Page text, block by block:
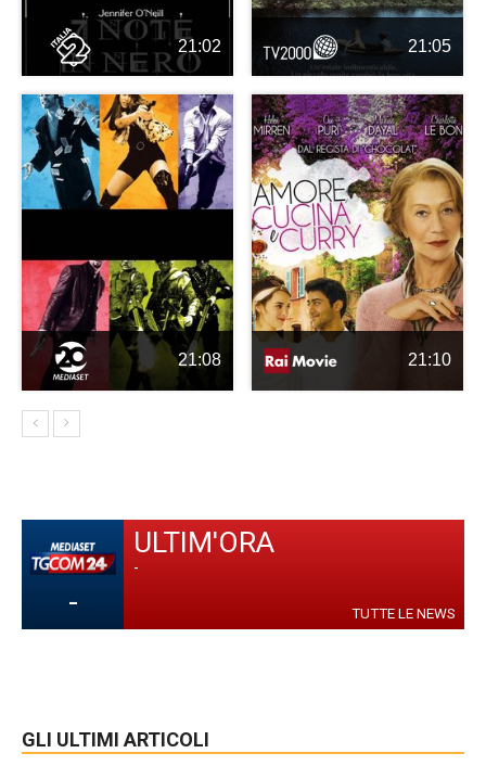
21:02 21:05
21:08 21:10
-
ULTIM'ORA
-
TUTTE LE NEWS
GLI ULTIMI ARTICOLI